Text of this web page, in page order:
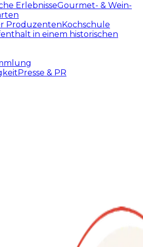
ErlebnisseGourmet- & Wein-
ProduzentenKochschule
in einem historischen
Presse & PR
Erlebnisse: